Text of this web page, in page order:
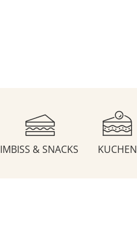
IMBISS & SNACKS KUCHEN